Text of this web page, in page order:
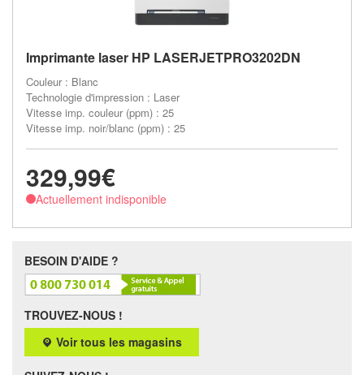
Imprimante laser HP LASERJETPRO3202DN
Couleur : Blanc
Technologie d'impression : Laser
Vitesse imp. couleur (ppm) : 25
Vitesse imp. noir/blanc (ppm) : 25
329,99€
Actuellement indisponible
BESOIN D'AIDE ?
TROUVEZ-NOUS !
Voir tous les magasins